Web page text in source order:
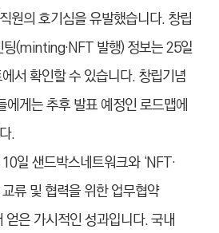
원의 호기심을 유발했습니다. 창립
(minting·NFT 발행) 정보는 25일
서 확인할 수 있습니다. 창립기념
에게는 추후 발표 예정인 로드맵에
.
일 샌드박스네트워크와 ‘NFT·
류 및 협력을 위한 업무협약
얻은 가시적인 성과입니다. 국내